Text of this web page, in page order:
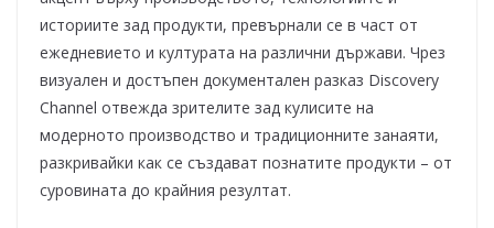
историите зад продукти, превърнали се в част от
ежедневието и културата на различни държави. Чрез
визуален и достъпен документален разказ Discovery
Channel отвежда зрителите зад кулисите на
модерното производство и традиционните занаяти,
разкривайки как се създават познатите продукти – от
суровината до крайния резултат.